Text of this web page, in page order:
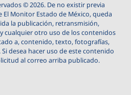
© 2026. De no existir previa
Monitor Estado de México, queda
la publicación, retransmisión,
cualquier otro uso de los contenidos
a, contenido, texto, fotografías,
desea hacer uso de este contenido
al correo arriba publicado.